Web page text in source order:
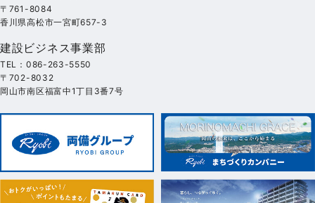
〒761-8084
香川県高松市一宮町657-3
建設ビジネス事業部
TEL：086-263-5550
〒702-8032
岡山市南区福富中1丁目3番7号